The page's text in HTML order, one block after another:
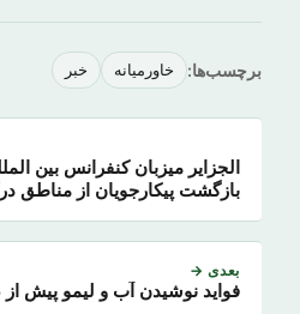
برچسب‌ها: خاورمیانه خبر
الجزایر میزبان کنفرانس بین
بازگشت پیکارجویان از مناطق
بعدی →
فواید نوشیدن آب و لیمو پیش از